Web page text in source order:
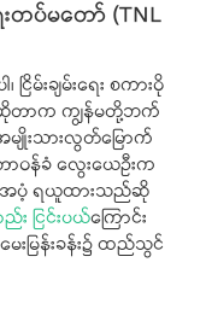
တပ်မတော် (TNL
းချမ်းရေး စကားဝို
ါ ဆိုတာက ကျွန်မတို့ဘက်
ျိုးသားလွတ်မြောက်
တာဝန်ခံ လွေးယေဦးက
ပံ့ ရယူထားသည်ဆို
ငြင်းပယ်ကြောင်း
မြန်းခန်း၌ ထည်သွင်